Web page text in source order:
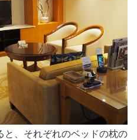
と、それぞれのベッドの枕の